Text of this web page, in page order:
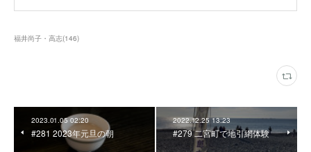
福井尚子・高志(146)
2023.01.05 02:20
#281 2023年元旦の朝
2022.12.25 13:23
#279 二宮町で地引網体験